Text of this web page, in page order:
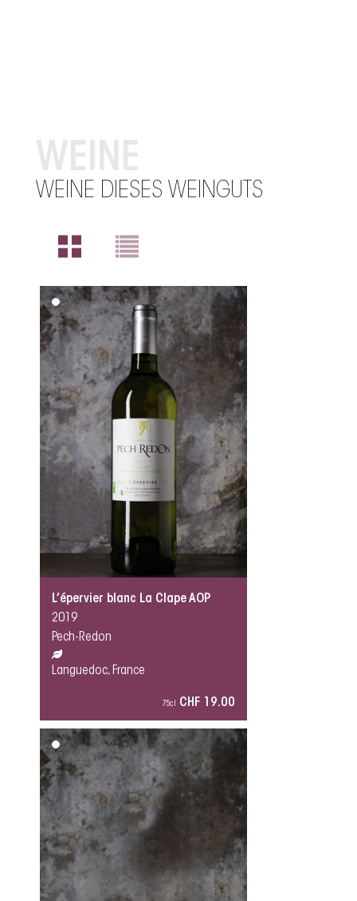
WEINE
WEINE DIESES WEINGUTS
L’épervier blanc La Clape AOP
2019
Pech-Redon
Languedoc, France
75cl CHF 19.00